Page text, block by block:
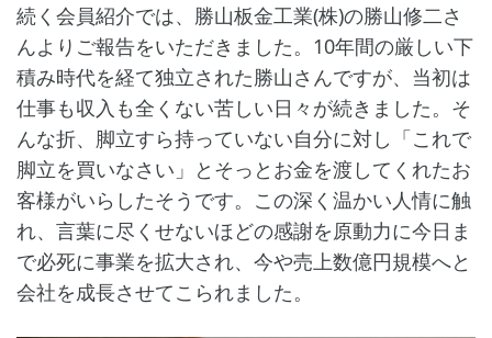
続く会員紹介では、勝山板金工業(株)の勝山修二さ
んよりご報告をいただきました。10年間の厳しい下
積み時代を経て独立された勝山さんですが、当初は
仕事も収入も全くない苦しい日々が続きました。そ
んな折、脚立すら持っていない自分に対し「これで
脚立を買いなさい」とそっとお金を渡してくれたお
客様がいらしたそうです。この深く温かい人情に触
れ、言葉に尽くせないほどの感謝を原動力に今日ま
で必死に事業を拡大され、今や売上数億円規模へと
会社を成長させてこられました。